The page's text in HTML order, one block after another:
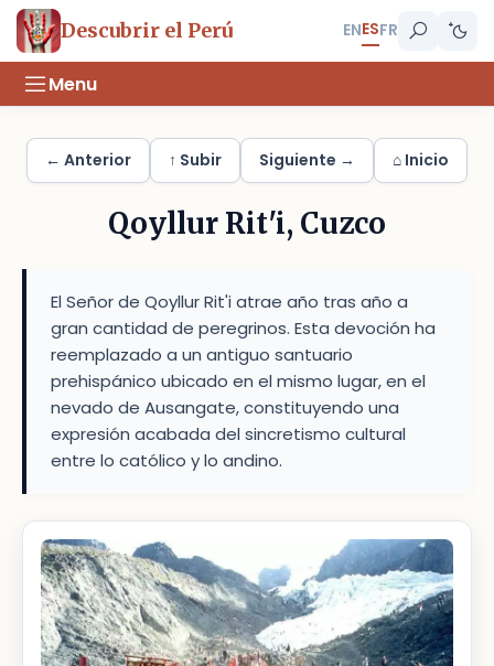
Descubrir el Perú ENESFR
Menu
← Anterior ↑ Subir Siguiente → ⌂ Inicio
Qoyllur Rit'i, Cuzco
El Señor de Qoyllur Rit'i atrae año tras año a
gran cantidad de peregrinos. Esta devoción ha
reemplazado a un antiguo santuario
prehispánico ubicado en el mismo lugar, en el
nevado de Ausangate, constituyendo una
expresión acabada del sincretismo cultural
entre lo católico y lo andino.